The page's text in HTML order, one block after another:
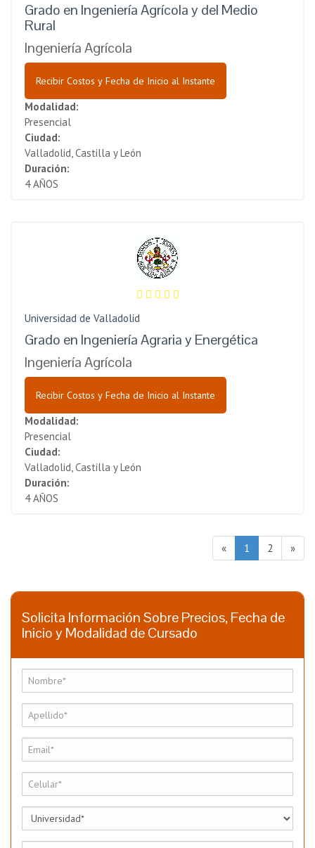
Grado en Ingeniería Agrícola y del Medio
Rural
Ingeniería Agrícola
Recibir Costos y Fecha de Inicio al Instante
Modalidad:
Presencial
Ciudad:
Valladolid, Castilla y León
Duración:
4 AÑOS
Universidad de Valladolid
Grado en Ingeniería Agraria y Energética
Ingeniería Agrícola
Recibir Costos y Fecha de Inicio al Instante
Modalidad:
Presencial
Ciudad:
Valladolid, Castilla y León
Duración:
4 AÑOS
« 1 2 »
Solicita Información Sobre Precios, Fecha de
Inicio y Modalidad de Cursado